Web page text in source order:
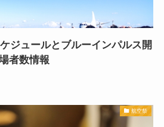
ジュールとブルーインパルス開
者数情報
航空祭